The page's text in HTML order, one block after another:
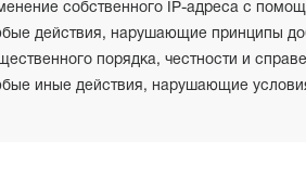
собственного IP-адреса с
действия, нарушающие принципы
порядка, честности и
иные действия, нарушающие